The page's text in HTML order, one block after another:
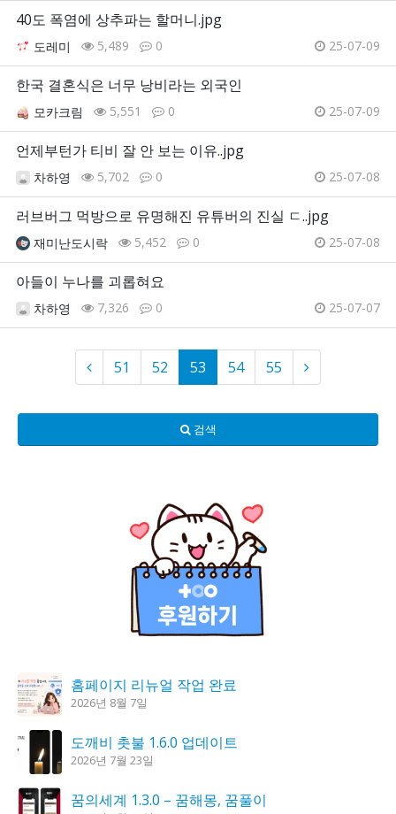
40도 폭염에 상추파는 할머니.jpg
도레미 5,489 0 25-07-09
한국 결혼식은 너무 낭비라는 외국인
모카크림 5,551 0 25-07-09
언제부턴가 티비 잘 안 보는 이유..jpg
차하영 5,702 0 25-07-08
러브버그 먹방으로 유명해진 유튜버의 진실 ㄷ..jpg
재미난도시락 5,452 0 25-07-08
아들이 누나를 괴롭혀요
차하영 7,326 0 25-07-07
51 52 53 54 55
검색
홈페이지 리뉴얼 작업 완료
2026년 8월 7일
도깨비 촛불 1.6.0 업데이트
2026년 7월 23일
꿈의세계 1.3.0 – 꿈해몽, 꿈풀이